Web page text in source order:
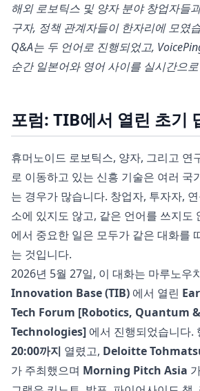
해외 로보틱스 및 양자 분야 창업자들
구자, 정책 관계자들이 한자리에 모였
Q&A는 두 언어로 진행되었고,
순간 일본어와 영어 사이를 실시간으
포럼: TIB에서 열린 초기
휴머노이드 로보틱스, 양자, 그리고 연
로 이동하고 있는 신흥 기술은 여러 국
는 경우가 많습니다. 창업자, 투자자,
소에 있지도 않고, 같은 언어를 쓰지도
에서 중요한 일은 모두가 같은 대화를
는 것입니다.
2026년 5월 27일, 이 대화는 마루노우
Innovation Base (TIB) 에서 열린
Tech Forum [Robotics, Quantum
Technologies] 에서 진행되었습니다.
20:00까지 열렸고, Deloitte
가 주최했으며 Morning Pitch Asia